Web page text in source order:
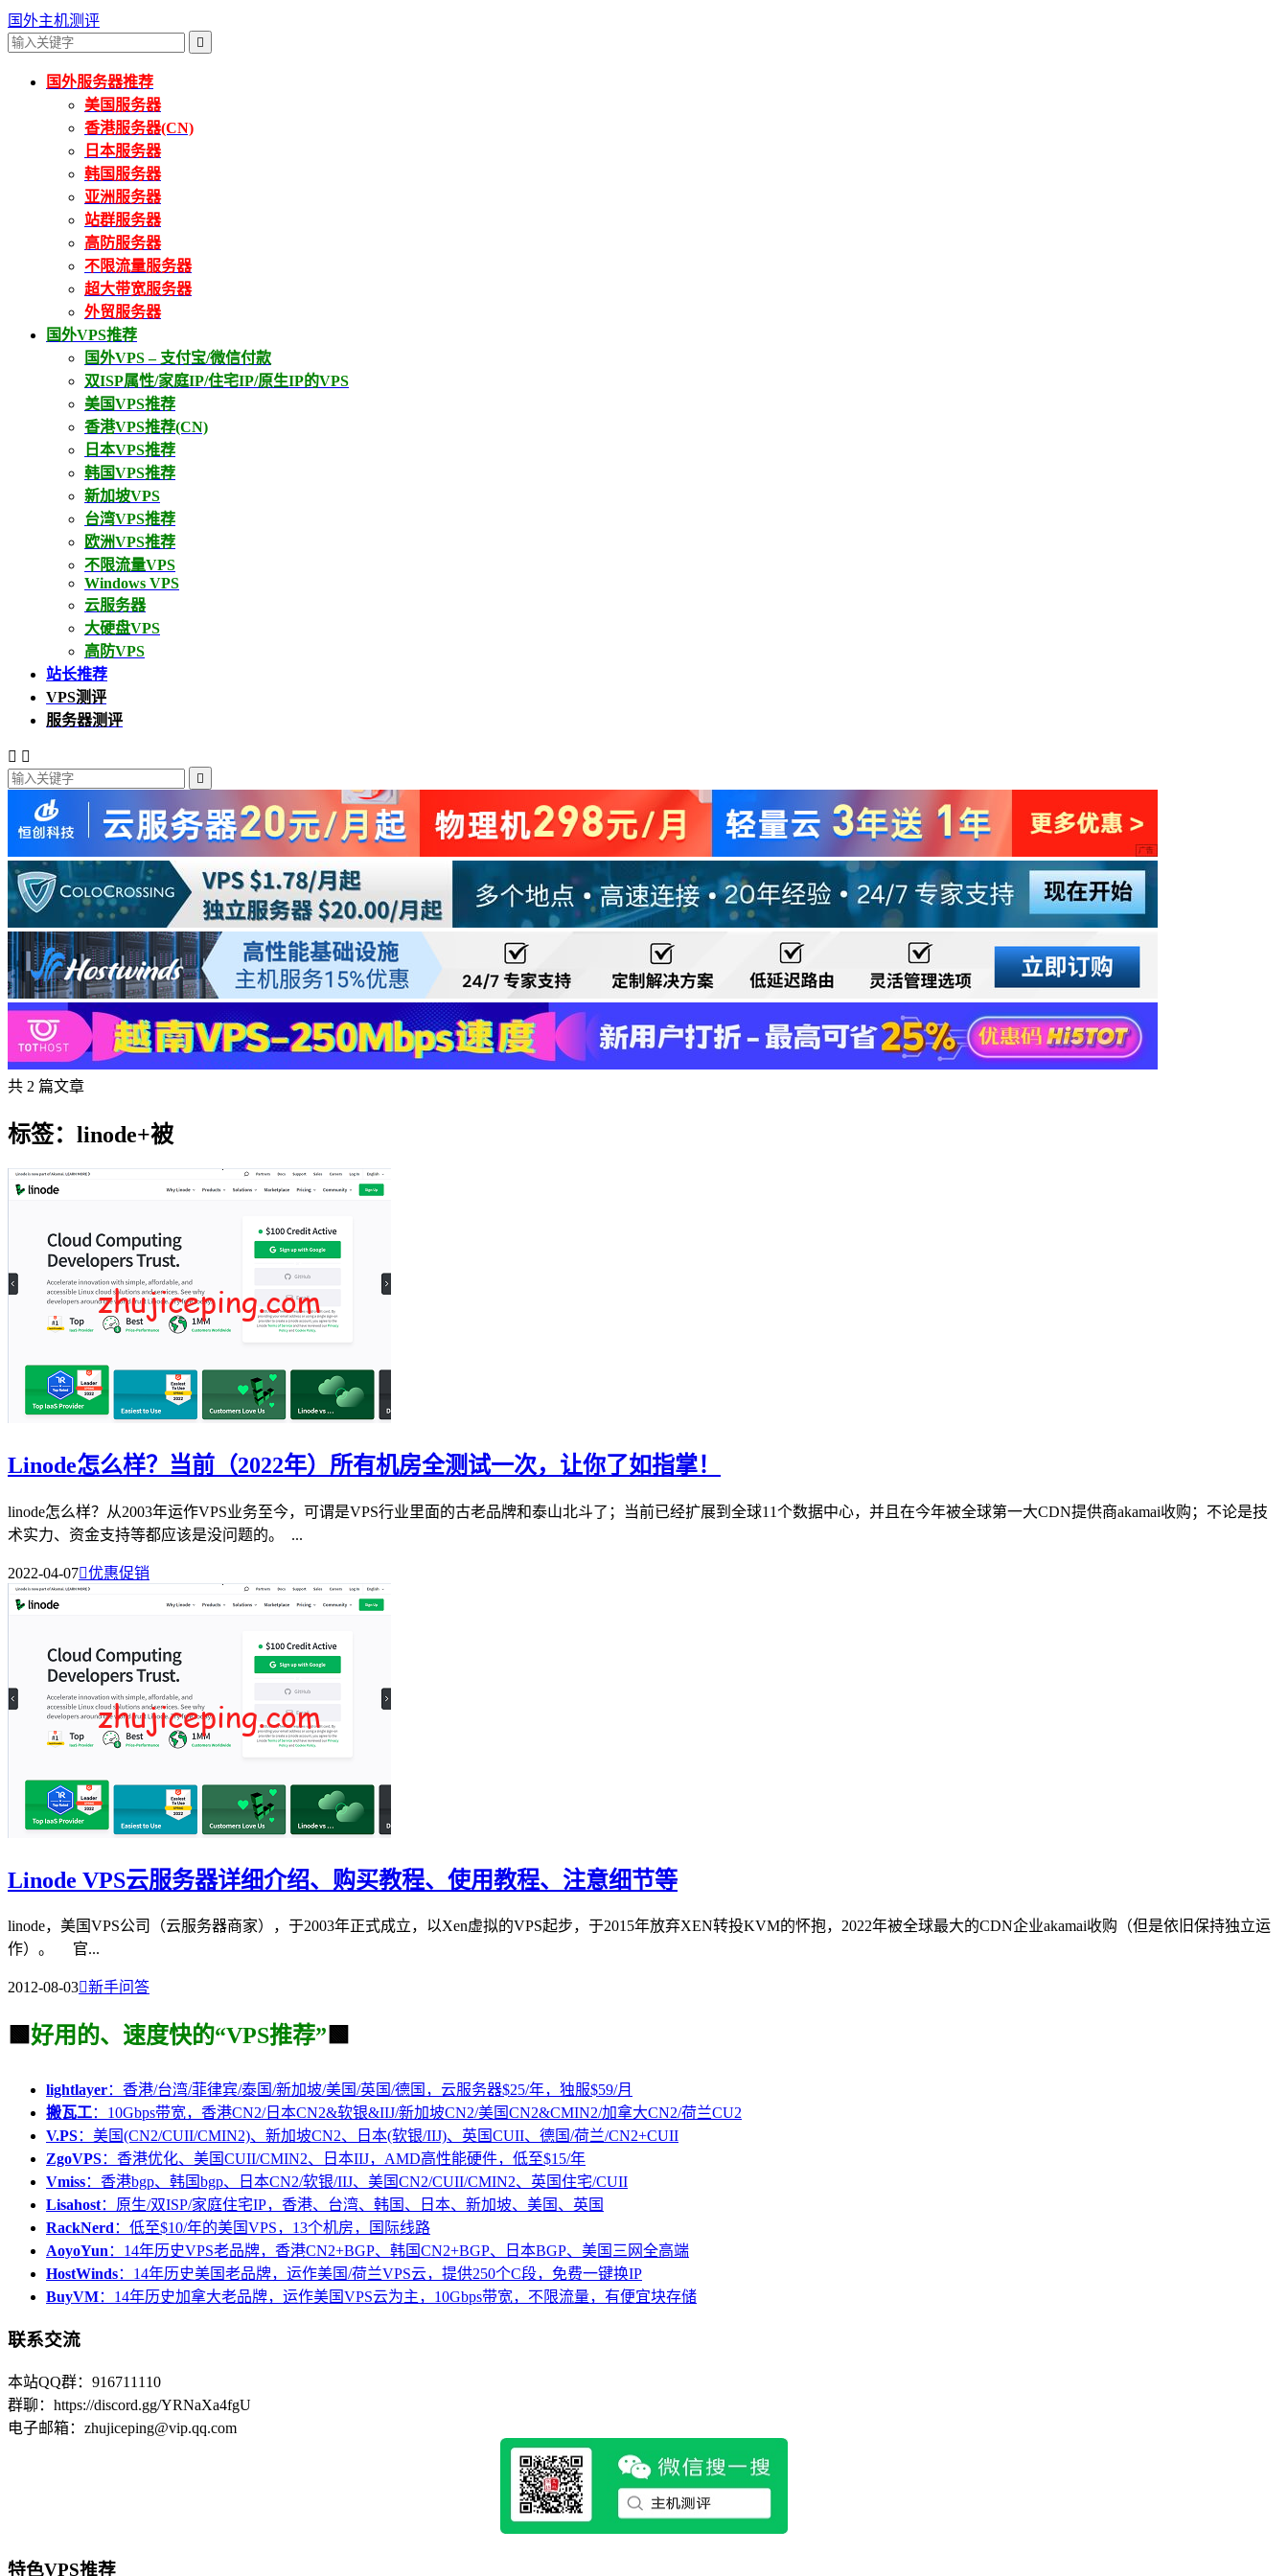
国外主机测评

国外服务器推荐
美国服务器
香港服务器(CN)
日本服务器
韩国服务器
亚洲服务器
站群服务器
高防服务器
不限流量服务器
超大带宽服务器
外贸服务器
国外VPS推荐
国外VPS – 支付宝/微信付款
双ISP属性/家庭IP/住宅IP/原生IP的VPS
美国VPS推荐
香港VPS推荐(CN)
日本VPS推荐
韩国VPS推荐
新加坡VPS
台湾VPS推荐
欧洲VPS推荐
不限流量VPS
Windows VPS
云服务器
大硬盘VPS
高防VPS
站长推荐
VPS测评
服务器测评
 

共 2 篇文章
标签：linode+被
Linode怎么样？当前（2022年）所有机房全测试一次，让你了如指掌！
linode怎么样？从2003年运作VPS业务至今，可谓是VPS行业里面的古老品牌和泰山北斗了；当前已经扩展到全球11个数据中心，并且在今年被全球第一大CDN提供商akamai收购；不论是技
术实力、资金支持等都应该是没问题的。 ...
2022-04-07优惠促销
Linode VPS云服务器详细介绍、购买教程、使用教程、注意细节等
linode，美国VPS公司（云服务器商家），于2003年正式成立，以Xen虚拟的VPS起步，于2015年放弃XEN转投KVM的怀抱，2022年被全球最大的CDN企业akamai收购（但是依旧保持独立运
作）。 官...
2012-08-03新手问答
🟩 好用的、速度快的“VPS推荐” 🟩
lightlayer：香港/台湾/菲律宾/泰国/新加坡/美国/英国/德国，云服务器$25/年，独服$59/月
搬瓦工：10Gbps带宽，香港CN2/日本CN2&软银&IIJ/新加坡CN2/美国CN2&CMIN2/加拿大CN2/荷兰CU2
V.PS：美国(CN2/CUII/CMIN2)、新加坡CN2、日本(软银/IIJ)、英国CUII、德国/荷兰/CN2+CUII
ZgoVPS：香港优化、美国CUII/CMIN2、日本IIJ，AMD高性能硬件，低至$15/年
Vmiss：香港bgp、韩国bgp、日本CN2/软银/IIJ、美国CN2/CUII/CMIN2、英国住宅/CUII
Lisahost：原生/双ISP/家庭住宅IP，香港、台湾、韩国、日本、新加坡、美国、英国
RackNerd ：低至$10/年的美国VPS，13个机房，国际线路
AoyoYun ：14年历史VPS老品牌，香港CN2+BGP、韩国CN2+BGP、日本BGP、美国三网全高端
HostWinds：14年历史美国老品牌，运作美国/荷兰VPS云，提供250个C段，免费一键换IP
BuyVM：14年历史加拿大老品牌，运作美国VPS云为主，10Gbps带宽，不限流量，有便宜块存储
联系交流
本站QQ群：916711110
群聊：https://discord.gg/YRNaXa4fgU
电子邮箱：zhujiceping@vip.qq.com
特色VPS推荐